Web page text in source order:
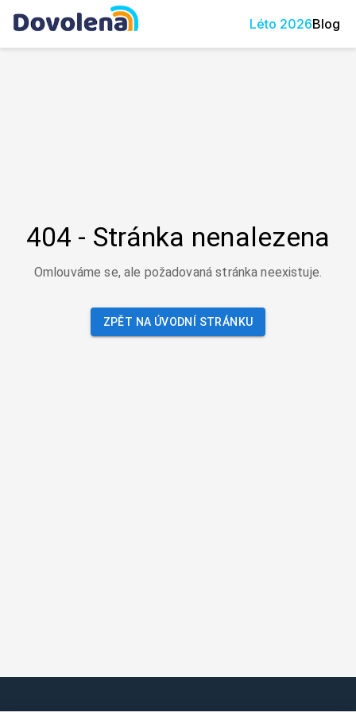
Léto 2026Blog
404 - Stránka nenalezena
Omlouváme se, ale požadovaná stránka neexistuje.
ZPĚT NA ÚVODNÍ STRÁNKU